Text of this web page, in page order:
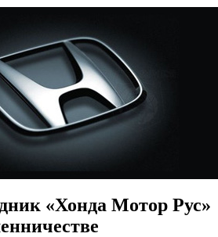
«Хонда Мотор Рус»